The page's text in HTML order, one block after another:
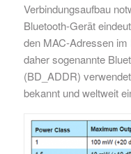
Verbindungsaufbau
Bluetooth-Gerät
den MAC-Adressen im
daher sogenannte
(BD_ADDR)
bekannt und weltweit